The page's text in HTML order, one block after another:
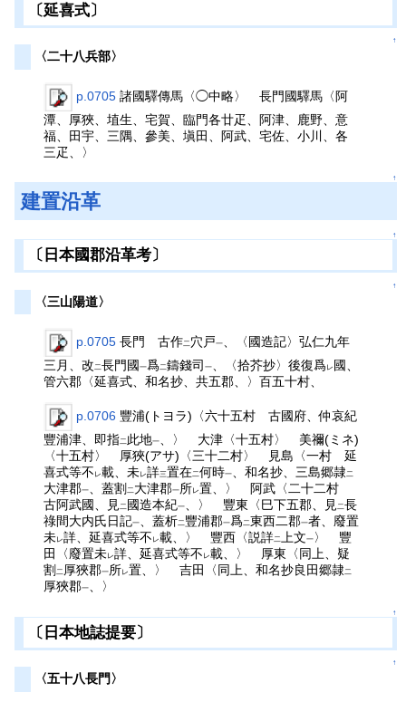
〔延喜式〕
↑
〈二十八兵部〉
p.0705 諸國驛傳馬〈◯中略〉 長門國驛馬〈阿
潭、厚狹、埴生、宅賀、臨門各廿疋、阿津、鹿野、意
福、田宇、三隅、參美、塡田、阿武、宅佐、小川、各
三疋、〉
↑
建置沿革
↑
〔日本國郡沿革考〕
↑
〈三山陽道〉
p.0705 長門 古作二 穴戸一
、〈國造記〉弘仁九年
三月、改 二長門國一爲二鑄錢司一 、〈拾芥抄〉後復爲レ 國、
管六郡〈延喜式、和名抄、共五郡、〉百五十村、
p.0706 豐浦(トヨラ)〈六十五村 古國府、仲哀紀
豐浦津、即指二此地一
、〉 大津〈十五村〉 美禰(ミネ)
〈十五村〉 厚狹(アサ)〈三十二村〉 見島〈一村 延
喜式等不 レ載、未レ詳三置在二何時一 、和名抄、三島郷隷二
大津郡一 、蓋割 二大津郡一所レ置、〉 阿武〈二十二村
古阿武國、見二國造本紀一 、〉 豐東〈巳下五郡、見二長
祿間大内氏日記一 、蓋析二豐浦郡一爲二東西二郡一者、廢置
未レ詳、延喜式等不 レ載、〉 豐西〈説詳二 上文一 〉 豐
田〈廢置未レ詳、延喜式等不 レ載、〉 厚東〈同上、疑
割 二厚狹郡一所レ置、〉 吉田〈同上、和名抄良田郷隷二
厚狹郡一 、〉
↑
〔日本地誌提要〕
↑
〈五十八長門〉